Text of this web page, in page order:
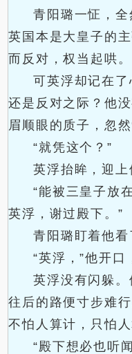
青阳璐一怔，
英国本是大皇子的
而反对，权当起哄。
可英浮却记在
还是反对之际？他
眉顺眼的质子，忽
“就凭这个？”
英浮抬眸，迎上
“能被三皇子放
英浮，谢过殿下。”
青阳璐盯着他看
“英浮，”他开口
英浮没有闪躲。
往后的路便寸步难
不怕人算计，只怕
“殿下想必也听